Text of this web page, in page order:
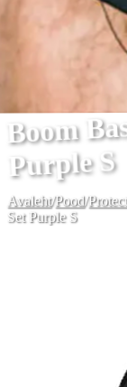
Boom
Purple S
Avaleht/Pood/
Set Purple S